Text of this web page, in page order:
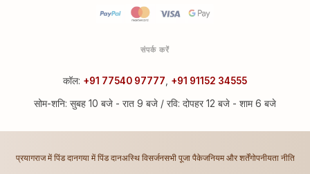
संपर्क करें
कॉल: +91 77540 97777 +91 91152 34555
सोम-शनि: सुबह 10 बजे - रात 9 बजे / रवि: दोपहर 12 बजे - शाम 6 बजे
प्रयागराज में पिंड दानगया में पिंड दानअस्थि विसर्जनसभी पूजा पैकेजनियम और शर्तेंगोपनीयता नीति